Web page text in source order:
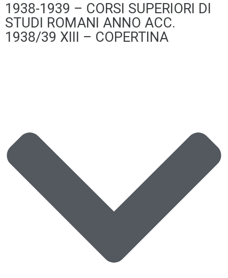
1938-1939 – CORSI SUPERIORI DI
STUDI ROMANI ANNO ACC.
1938/39 XIII – COPERTINA